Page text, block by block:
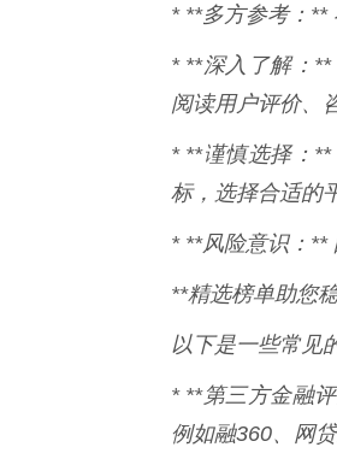
* **多方参考：**
* **深入了解：
阅读用户评价、
* **谨慎选择：
标，选择合适的
* **风险意识：**
**精选榜单助您
以下是一些常见
* **第三方金融
例如融360、网贷